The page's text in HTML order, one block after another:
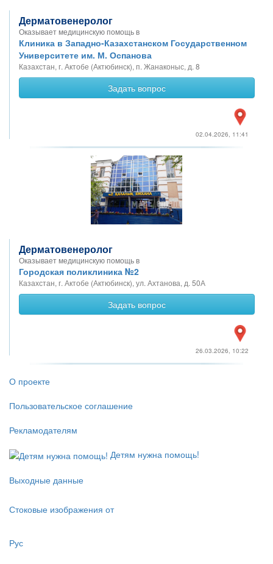
Дерматовенеролог
Оказывает медицинскую помощь в
Клиника в Западно-Казахстанском Государственном
Университете им. М. Оспанова
Казахстан, г. Актобе (Актюбинск), п. Жанаконыс, д. 8
Задать вопрос
02.04.2026, 11:41
Дерматовенеролог
Оказывает медицинскую помощь в
Городская поликлиника №2
Казахстан, г. Актобе (Актюбинск), ул. Ахтанова, д. 50А
Задать вопрос
26.03.2026, 10:22
О проекте
Пользовательское соглашение
Рекламодателям
Детям нужна помощь!
Выходные данные
Стоковые изображения от
Рус